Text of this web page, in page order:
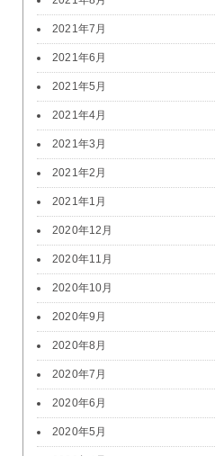
2021年7月
2021年6月
2021年5月
2021年4月
2021年3月
2021年2月
2021年1月
2020年12月
2020年11月
2020年10月
2020年9月
2020年8月
2020年7月
2020年6月
2020年5月